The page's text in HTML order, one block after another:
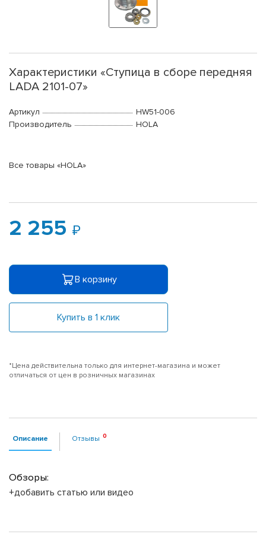
Характеристики «Ступица в сборе передняя
LADA 2101-07»
Артикул
HW51-006
Производитель
HOLA
Все товары «HOLA»
2 255
В корзину
Купить в 1 клик
*Цена действительна только для интернет-магазина и может
отличаться от цен в розничных магазинах
Описание Отзывы
Обзоры:
+добавить статью или видео